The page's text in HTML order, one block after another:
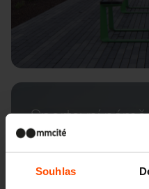
Souhlas
Sportovní